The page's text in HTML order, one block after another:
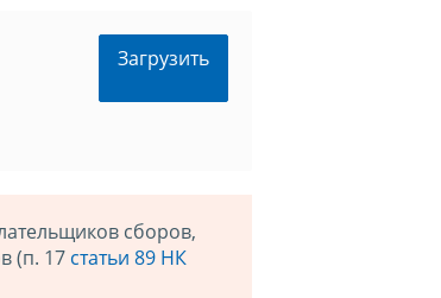
Загрузить
сборов,
(п. 17 статьи 89 НК